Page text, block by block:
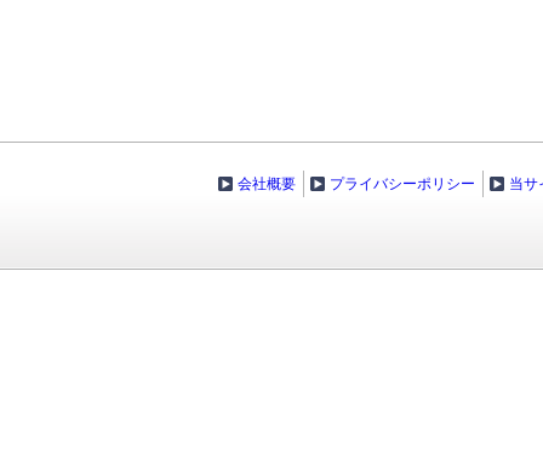
会社概要 プライバシーポリシー 当サ